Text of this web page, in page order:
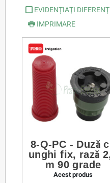
EVIDENȚIAȚI
IMPRIMARE
8-Q-PC - Duză
unghi fix, rază
m 90 grade
Acest produs